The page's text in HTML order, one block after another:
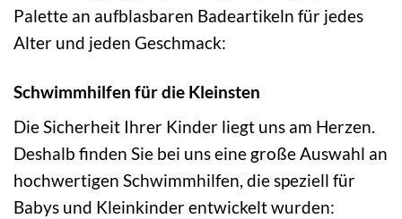
Palette an aufblasbaren Badeartikeln für jedes
Alter und jeden Geschmack:
Schwimmhilfen für die Kleinsten
Die Sicherheit Ihrer Kinder liegt uns am Herzen.
Deshalb finden Sie bei uns eine große Auswahl an
hochwertigen Schwimmhilfen, die speziell für
Babys und Kleinkinder entwickelt wurden: